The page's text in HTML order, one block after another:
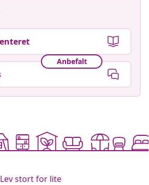
Anbefalt
Lev stort for lite